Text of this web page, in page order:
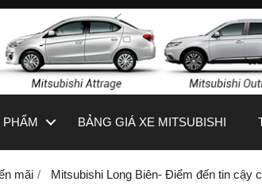
PHẨM BẢNG GIÁ XE MITSUBISHI
mãi Mitsubishi Long Biên- Điểm đến tin cậy